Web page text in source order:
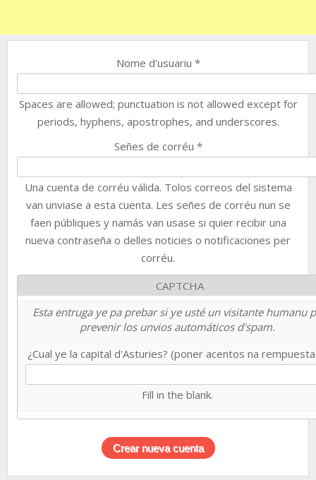
Nome d'usuariu *
Spaces are allowed; punctuation is not allowed except for
periods, hyphens, apostrophes, and underscores.
Señes de corréu *
Una cuenta de corréu válida. Tolos correos del sistema
van unviase a esta cuenta. Les señes de corréu nun se
faen públiques y namás van usase si quier recibir una
nueva contraseña o delles noticies o notificaciones per
corréu.
CAPTCHA
Esta entruga ye pa prebar si ye usté un visitante humanu
prevenir los unvios automáticos d'spam.
¿Cual ye la capital d'Asturies? (poner acentos na
Fill in the blank.